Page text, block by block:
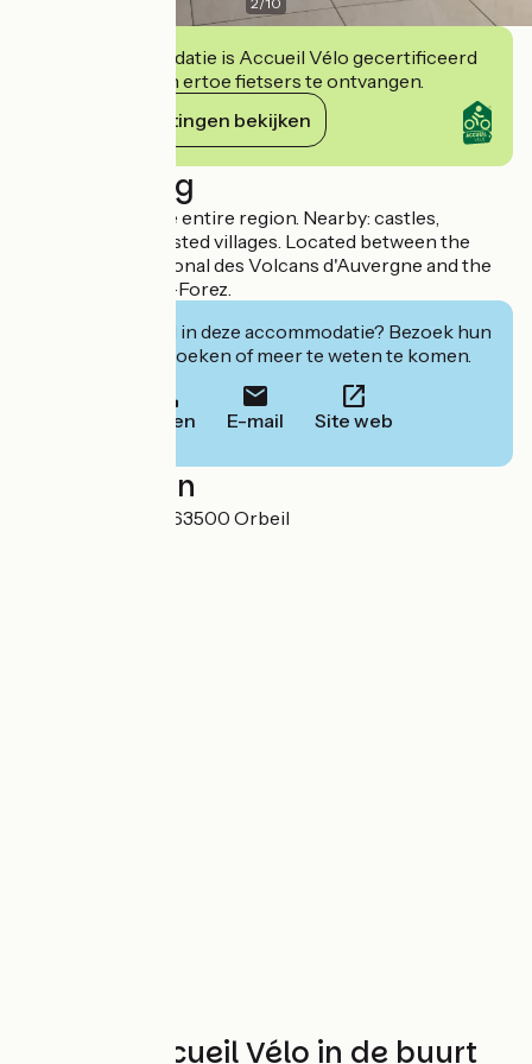
Deze accommodatie is Accueil Vélo gecertificeerd
en verbindt zich ertoe fietsers te ontvangen.
Haar verplichtingen bekijken
Beschrijving
Easy access to the entire region. Nearby: castles,
churches, ruins, listed villages. Located between the
Parc Naturel Régional des Volcans d'Auvergne and the
Parc du Livradois-Forez.
Geïnteresseerd in deze accommodatie? Bezoek hun
website om te boeken of meer te weten te komen.
Bellen E-mail Site web
Localisation
Les Petites Aires 63500 Orbeil
Andere Accueil Vélo in de buurt